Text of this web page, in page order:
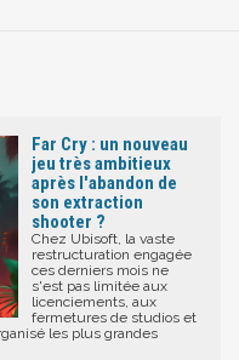
Far Cry : un nouveau
jeu très ambitieux
après l'abandon de
son extraction
shooter ?
Chez Ubisoft, la vaste
restructuration engagée
ces derniers mois ne
s'est pas limitée aux
licenciements, aux
fermetures de studios et
les plus grandes